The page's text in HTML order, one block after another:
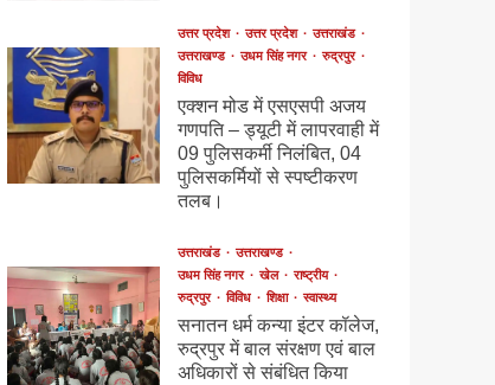
उत्तर प्रदेश उत्तर प्रदेश
उत्तराखंड
उत्तराखण्ड
उधम सिंह नगर
रुद्रपुर
विविध
एक्शन मोड में एसएसपी अजय
गणपति – ड्यूटी में लापरवाही में
09 पुलिसकर्मी निलंबित, 04
पुलिसकर्मियों से स्पष्टीकरण
तलब।
उत्तराखंड
उत्तराखण्ड
उधम सिंह नगर
खेल
राष्ट्रीय
रुद्रपुर
विविध शिक्षा स्वास्थ्य
सनातन धर्म कन्या इंटर कॉलेज,
रुद्रपुर में बाल संरक्षण एवं बाल
अधिकारों से संबंधित किया